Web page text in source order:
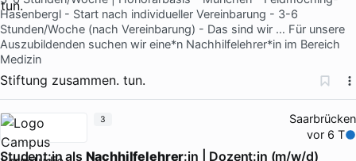
Hasenbergl - Start nach individueller Vereinbarung - 3-6
Stunden/Woche (nach Vereinbarung) - Das sind wir … Für unsere
Auszubildenden suchen wir eine*n Nachhilfelehrer*in im Bereich
Medizin
Stiftung zusammen. tun.
Saarbrücken
vor 6 T
Student:in als Nachhilfelehrer:in | Dozent:in (m/w/d)
3